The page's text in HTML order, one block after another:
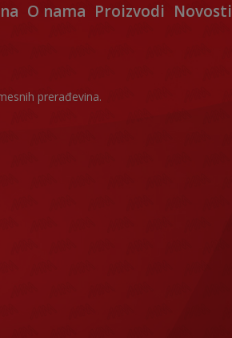
O nama Proizvodi Novosti
prerađevina.